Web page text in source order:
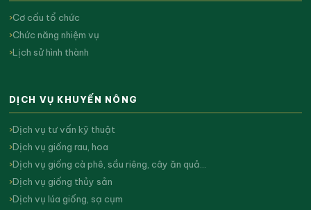
Cơ cấu tổ chức
Chức năng nhiệm vụ
Lịch sử hình thành
DỊCH VỤ KHUYẾN NÔNG
Dịch vụ tư vấn kỹ thuật
Dịch vụ giống rau, hoa
Dịch vụ giống cà phê, sầu riêng, cây ăn quả…
Dịch vụ giống thủy sản
Dịch vụ lúa giống, sạ cụm